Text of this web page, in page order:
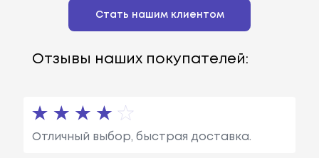
Стать нашим клиентом
Отзывы наших покупателей:
Отличный выбор, быстрая доставка.